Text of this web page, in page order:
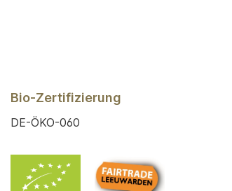
Bio-Zertifizierung
DE-ÖKO-060